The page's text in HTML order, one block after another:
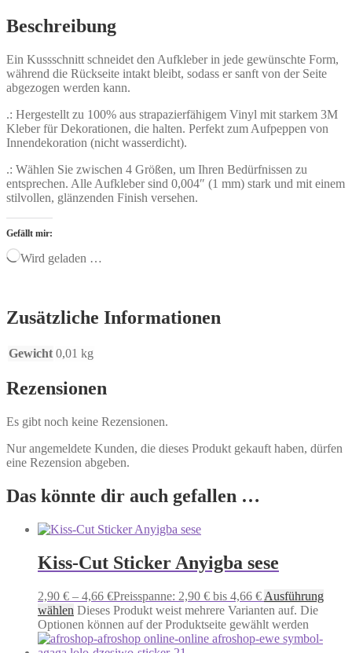
Beschreibung
Ein Kussschnitt schneidet den Aufkleber in jede gewünschte Form,
während die Rückseite intakt bleibt, sodass er sanft von der Seite
abgezogen werden kann.
.: Hergestellt zu 100% aus strapazierfähigem Vinyl mit starkem 3M
Kleber für Dekorationen, die halten. Perfekt zum Aufpeppen von
Innendekoration (nicht wasserdicht).
.: Wählen Sie zwischen 4 Größen, um Ihren Bedürfnissen zu
entsprechen. Alle Aufkleber sind 0,004″ (1 mm) stark und mit einem
stilvollen, glänzenden Finish versehen.
Gefällt mir:
Wird geladen …
Zusätzliche Informationen
Gewicht 0,01 kg
Rezensionen
Es gibt noch keine Rezensionen.
Nur angemeldete Kunden, die dieses Produkt gekauft haben, dürfen
eine Rezension abgeben.
Das könnte dir auch gefallen …
Kiss-Cut Sticker Anyigba sese
2,90 € – 4,66 €Preisspanne: 2,90 € bis 4,66 € Ausführung
wählen Dieses Produkt weist mehrere Varianten auf. Die
Optionen können auf der Produktseite gewählt werden